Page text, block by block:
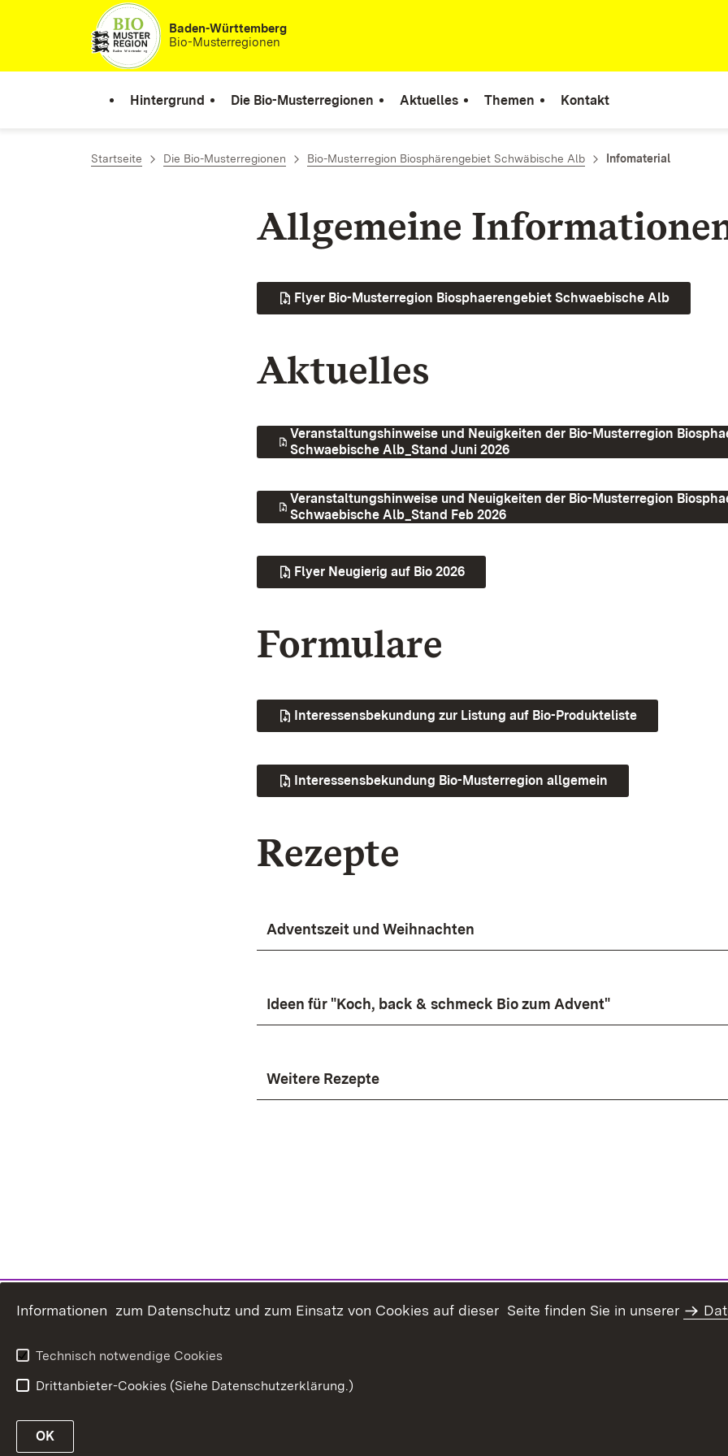
Zum Inhalt springenBaden-Württemberg
Bio-Musterregionen
Hintergrund Die Bio-Musterregionen Aktuelles Themen Kontakt
Startseite Die Bio-Musterregionen Bio-Musterregion Biosphärengebiet Schwäbische Alb Infomaterial
Allgemeine
Flyer Bio-Musterregion Biosphaerengebiet Schwaebische Alb
Aktuelles
Veranstaltungshinweise und Neuigkeiten der Bio-Musterregion
Schwaebische Alb_Stand Juni 2026
Veranstaltungshinweise und Neuigkeiten der Bio-Musterregion
Schwaebische Alb_Stand Feb 2026
Flyer Neugierig auf Bio 2026
Formulare
Interessensbekundung zur Listung auf Bio-Produkteliste
Interessensbekundung Bio-Musterregion allgemein
Rezepte
Adventszeit und Weihnachten
Ideen für "Koch, back & schmeck Bio zum Advent"
Weitere Rezepte
Informationen zum Datenschutz und zum Einsatz von Cookies auf dieser Seite finden Sie in unserer
Technisch notwendige Cookies
Drittanbieter-Cookies (Siehe Datenschutzerklärung.)
OK